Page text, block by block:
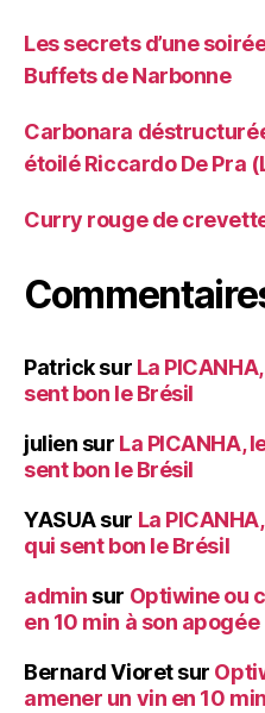
Les secrets d’une
Buffets de Narbonne
Carbonara
étoilé Riccardo De Pra
Curry rouge de
Patricksur La
sent bon le Brésil
julien sur La PICANHA,
sent bon le Brésil
YASUAsur La
qui sent bon le Brésil
admin sur Optiwine ou
en 10 min à son apogée
Bernard Vioretsur
amener un vin en 10